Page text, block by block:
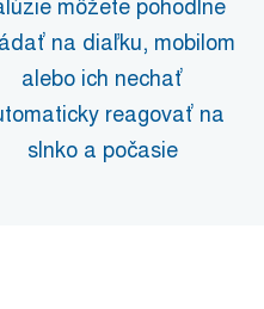
môžete pohodlne
na diaľku, mobilom
alebo ich nechať
reagovať na
slnko a počasie